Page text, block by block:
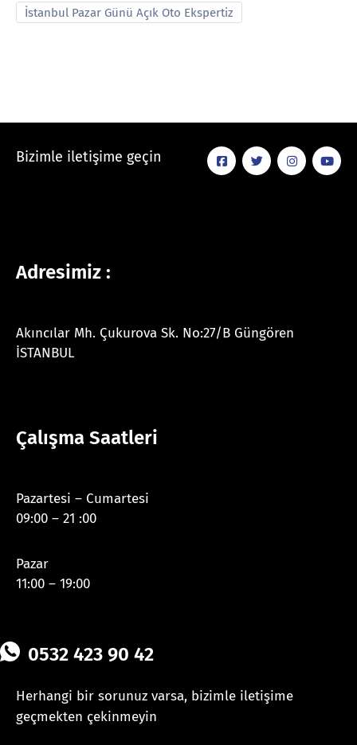
İstanbul Pazar Günü Açık Oto Ekspertiz
Bizimle iletişime geçin
Adresimiz :
Akıncılar Mh. Çukurova Sk. No:27/B Güngören
İSTANBUL
Çalışma Saatleri
Pazartesi – Cumartesi
09:00 – 21 :00
Pazar
11:00 – 19:00
0532 423 90 42
Herhangi bir sorunuz varsa, bizimle iletişime
geçmekten çekinmeyin